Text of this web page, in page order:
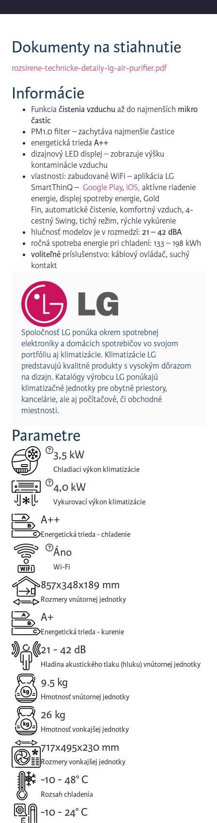
Dokumenty na stiahnutie
rozsirene-technicke-detaily-lg-air-purifier.pdf
Informácie
Funkcia čistenia vzduchu až do najmenších mikro
častíc
PM1.0 filter – zachytáva najmenšie častice
energetická trieda A++
dizajnový LED displej – zobrazuje výšku
kontaminácie vzduchu
vlastnosti: zabudované WiFi – aplikácia LG
SmartThinQ – Google Play, iOS, aktívne riadenie
energie, displej spotreby energie, Gold
Fin, automatické čistenie, komfortný vzduch, 4-
cestný Swing, tichý režim, rýchle vykúrenie
hlučnosť modelov je v rozmedzí: 21 – 42 dBA
ročná spotreba energie pri chladení: 133 – 198 kWh
voliteľné príslušenstvo: káblový ovládač, suchý
kontakt
Spoločnosť LG ponúka okrem spotrebnej
elektroniky a domácich spotrebičov vo svojom
portfóliu aj klimatizácie. Klimatizácie LG
predstavujú kvalitné produkty s vysokým dôrazom
na dizajn. Katalógy výrobcu LG ponúkajú
klimatizačné jednotky pre obytné priestory,
kancelárie, ale aj počítačové, či obchodné
miestnosti.
Parametre
3,5 kW
Chladiaci výkon klimatizácie
4,0 kW
Vykurovací výkon klimatizácie
A++
Energetická trieda - chladenie
Áno
Wi-Fi
857x348x189 mm
Rozmery vnútornej jednotky
A+
Energetická trieda - kurenie
21 - 42 dB
Hladina akustického tlaku (hluku) vnútornej jednotky
9.5 kg
Hmotnosť vnútornej jednotky
26 kg
Hmotnosť vonkajšej jednotky
717x495x230 mm
Rozmery vonkajšej jednotky
-10 - 48° C
Rozsah chladenia
-10 - 24° C